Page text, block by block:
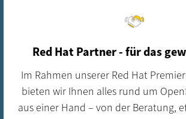
Red Hat Partner - für das
Im Rahmen unserer Red Hat
bieten wir Ihnen alles rund um
aus einer Hand – von der Beratung,